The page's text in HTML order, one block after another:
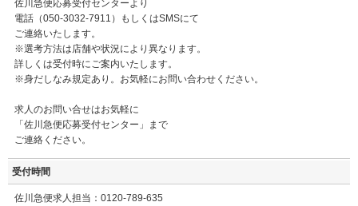
佐川急便応募受付センターより
電話（050-3032-7911）もしくはSMSにて
ご連絡いたします。
※選考方法は店舗や状況により異なります。
詳しくは受付時にご案内いたします。
※身だしなみ規定あり。お気軽にお問い合わせください。
求人のお問い合せはお気軽に
「佐川急便応募受付センター」まで
ご連絡ください。
受付時間
佐川急便求人担当：0120-789-635